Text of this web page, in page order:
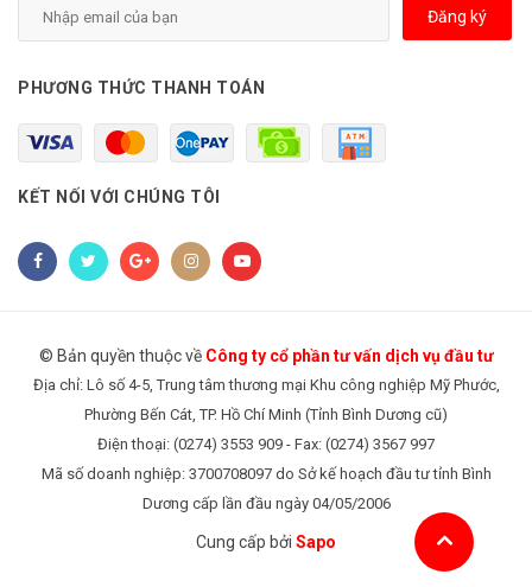
Đăng ký
PHƯƠNG THỨC THANH TOÁN
KẾT NỐI VỚI CHÚNG TÔI
© Bản quyền thuộc về Công ty cổ phần tư vấn dịch vụ đầu tư
Địa chỉ: Lô số 4-5, Trung tâm thương mại Khu công nghiệp Mỹ Phước,
Phường Bến Cát, TP. Hồ Chí Minh (Tỉnh Bình Dương cũ)
Điện thoại: (0274) 3553 909 - Fax: (0274) 3567 997
Mã số doanh nghiệp: 3700708097 do Sở kế hoạch đầu tư tỉnh Bình
Dương cấp lần đầu ngày 04/05/2006
Cung cấp bởi Sapo